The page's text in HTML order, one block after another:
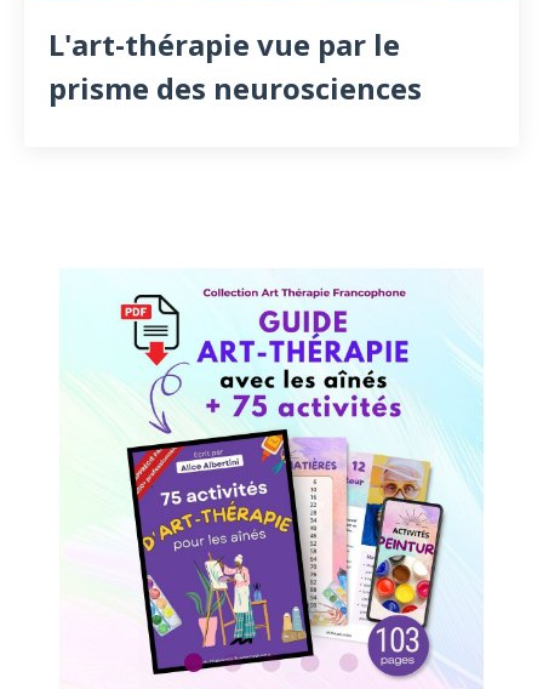
L'art-thérapie vue par le
prisme des neurosciences